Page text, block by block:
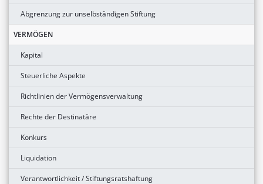
Abgrenzung zur unselbständigen Stiftung
VERMÖGEN
Kapital
Steuerliche Aspekte
Richtlinien der Vermögensverwaltung
Rechte der Destinatäre
Konkurs
Liquidation
Verantwortlichkeit / Stiftungsratshaftung